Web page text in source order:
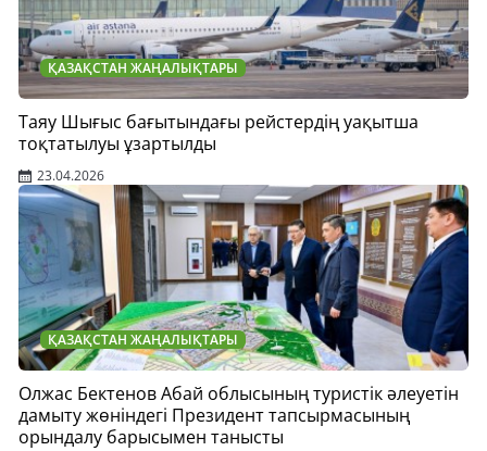
ҚАЗАҚСТАН ЖАҢАЛЫҚТАРЫ
Таяу Шығыс бағытындағы рейстердің уақытша
тоқтатылуы ұзартылды
23.04.2026
ҚАЗАҚСТАН ЖАҢАЛЫҚТАРЫ
Олжас Бектенов Абай облысының туристік әлеуетін
дамыту жөніндегі Президент тапсырмасының
орындалу барысымен танысты